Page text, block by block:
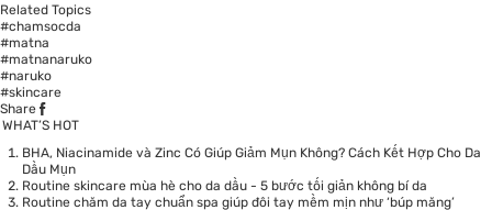
Related Topics
#chamsocda
#matna
#matnanaruko
#naruko
#skincare
Share
WHAT’S HOT
BHA, Niacinamide và Zinc Có Giúp Giảm Mụn Không? Cách Kết Hợp Cho Da
Dầu Mụn
Routine skincare mùa hè cho da dầu - 5 bước tối giản không bí da
Routine chăm da tay chuẩn spa giúp đôi tay mềm mịn như ‘búp măng’